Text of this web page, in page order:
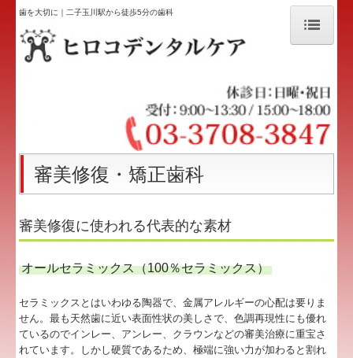
ホーム
歯を大切に
診査・診断
ホワイトニング
審美修復・矯正歯科
アクセス
歯を大切に｜二子玉川駅から徒歩5分の歯科
審美修復・矯正歯科
審美修復に使われる代表的な素材
オールセラミックス（100％セラミックス）
セラミックスとはいわゆる陶器で、金属アレルギーの心配は要りま
せん。最も天然歯に近い表面性状の美しさで、色調再現性にも優れ
ているのでインレー、アンレー、クラウンなどの審美治療に重宝さ
れています。しかし硬質であるため、極端に強い力が加わると割れ